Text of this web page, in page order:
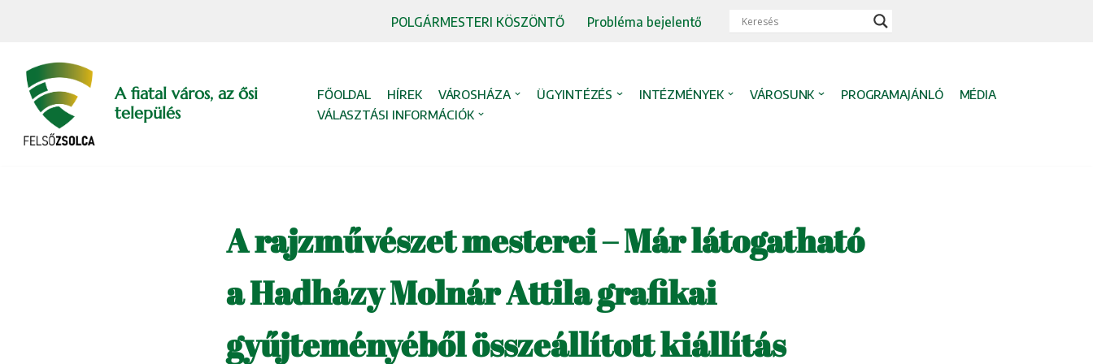
content
POLGÁRMESTERI KÖSZÖNTŐ Probléma bejelentő
A fiatal város, az ősi
település
FŐOLDAL HÍREK VÁROSHÁZA ÜGYINTÉZÉS INTÉZMÉNYEK VÁROSUNK PROGRAMAJÁNLÓ
MÉDIA
VÁLASZTÁSI INFORMÁCIÓK
A rajzművészet mesterei – Már látogatható
a Hadházy Molnár Attila grafikai
gyűjteményéből összeállított kiállítás